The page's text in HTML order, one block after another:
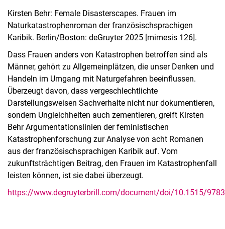
Kirsten Behr: Female Disasterscapes. Frauen im
Naturkatastrophenroman der französischsprachigen
Karibik. Berlin/Boston: deGruyter 2025 [mimesis 126].
Dass Frauen anders von Katastrophen betroffen sind als
Männer, gehört zu Allgemeinplätzen, die unser Denken und
Handeln im Umgang mit Naturgefahren beeinflussen.
Überzeugt davon, dass vergeschlechtlichte
Darstellungsweisen Sachverhalte nicht nur dokumentieren,
sondern Ungleichheiten auch zementieren, greift Kirsten
Behr Argumentationslinien der feministischen
Katastrophenforschung zur Analyse von acht Romanen
aus der französischsprachigen Karibik auf. Vom
zukunftsträchtigen Beitrag, den Frauen im Katastrophenfall
leisten können, ist sie dabei überzeugt.
https://www.degruyterbrill.com/document/doi/10.1515/